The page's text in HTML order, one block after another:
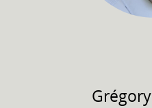
Grégory